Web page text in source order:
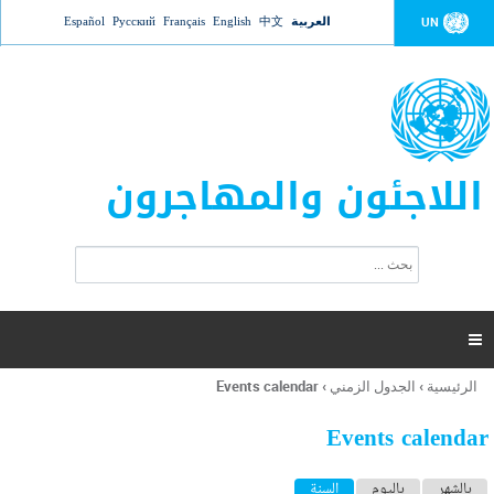
Jump to navigation UN العربية 中文
English
Français
Русский
Español
اللاجئون والمهاجرون
ت
ر
ل
ح
ب

أنت
هنا
الرئيسية › الجدول الزمني ›
Events calendar
Events calendar